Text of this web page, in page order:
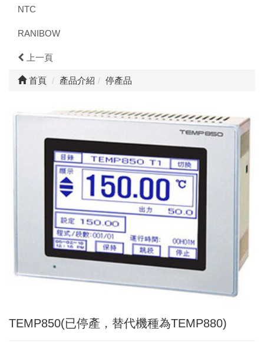
NTC
RANIBOW
上一頁
首頁 產品介紹 停產品
TEMP850(已停產，替代機種為TEMP880)